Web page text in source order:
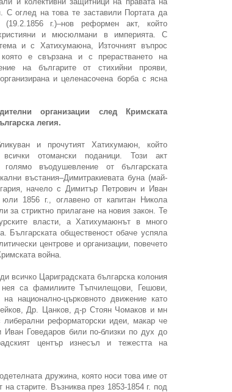
С оглед на това те заставили Портата да
г.)–нов реформен акт, който
християни и мюсюлмани в империята. С
и с Хатихумаюна, Източният въпрос
е свързана и с прерастването на
на българите от стихийни прояви,
и целенасочена борба с ясна
организации след Кримската
легия.
и прочутият Хатихумаюн, който
всички отомански поданици. Този акт
въодушевление от българската
въстания–Димитракиевата буна (май-
начело с Димитър Петрович и Иван
1856 г., оглавено от капитан Никола
за стриктно прилагане на новия закон. Те
власти, а Хатихумаюнът в много
Българската общественост обаче успяла
центрове и организации, повечето
война.
всичко Цариградската българска колония
са фамилиите Тъпчилещови, Гешови,
национално-църковното движение като
Др. Цанков, д-р Стоян Чомаков и мн
реформаторски идеи, макар че
Говедаров били по-близки по дух до
център изнесъл и тежестта на
дружина, която носи това име от
старите. Възниква през 1853-1854 г. под